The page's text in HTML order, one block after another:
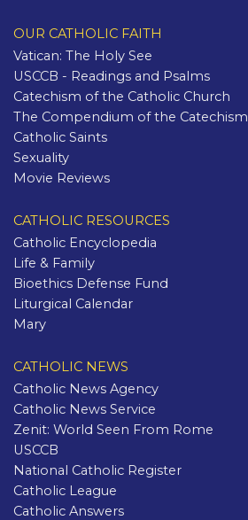
OUR CATHOLIC FAITH
Vatican: The Holy See
USCCB - Readings and Psalms
Catechism of the Catholic Church
The Compendium of the Catechism
Catholic Saints
Sexuality
Movie Reviews
CATHOLIC RESOURCES
Catholic Encyclopedia
Life & Family
Bioethics Defense Fund
Liturgical Calendar
Mary
CATHOLIC NEWS
Catholic News Agency
Catholic News Service
Zenit: World Seen From Rome
USCCB
National Catholic Register
Catholic League
Catholic Answers